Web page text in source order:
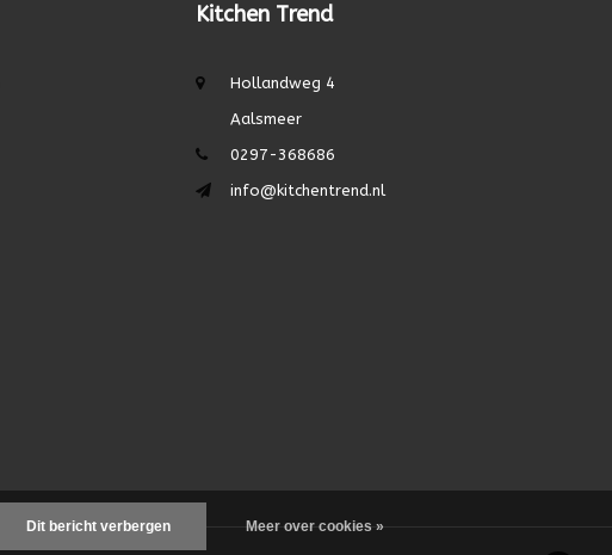
Kitchen Trend
Hollandweg 4
Aalsmeer
0297-368686
info@kitchentrend.nl
Dit bericht verbergen Meer over cookies »